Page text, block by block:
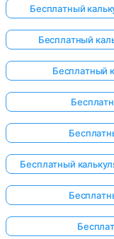
Бесплатный
Бесплатный
Бесплатный
Бесплатный